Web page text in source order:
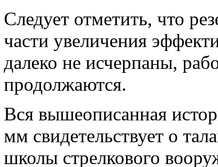
Следует отметить, что
части увеличения
далеко не исчерпаны,
продолжаются.
Вся вышеописанная
мм свидетельствует о
школы стрелкового